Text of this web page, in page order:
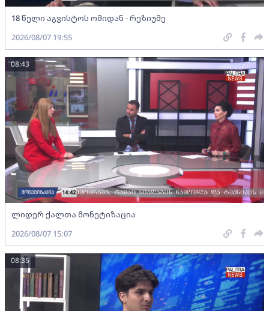
18 წელი აგვისტოს ომიდან - რეზიუმე
2026/08/07 19:55
ლიდერ ქალთა მონეტიზაცია
08:43
2026/08/07 15:07
08:35